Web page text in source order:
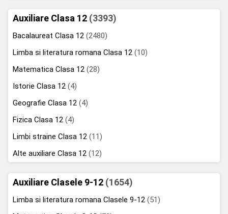
Auxiliare Clasa 12 (3393)
Bacalaureat Clasa 12 (2480)
Limba si literatura romana Clasa 12 (10)
Matematica Clasa 12 (28)
Istorie Clasa 12 (4)
Geografie Clasa 12 (4)
Fizica Clasa 12 (4)
Limbi straine Clasa 12 (11)
Alte auxiliare Clasa 12 (12)
Auxiliare Clasele 9-12 (1654)
Limba si literatura romana Clasele 9-12 (51)